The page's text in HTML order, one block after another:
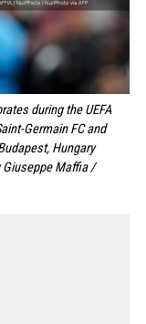
during the UEFA
Germain FC and
Hungary
Maffia /